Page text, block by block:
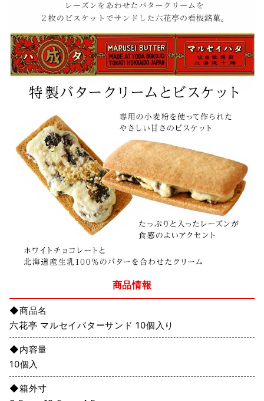
商品情報
◆商品名
六花亭 マルセイバターサンド 10個入り
◆内容量
10個入
◆箱外寸